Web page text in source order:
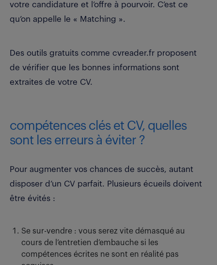
votre candidature et l’offre à pourvoir. C’est ce
qu’on appelle le « Matching ».
Des outils gratuits comme cvreader.fr proposent
de vérifier que les bonnes informations sont
extraites de votre CV.
compétences clés et CV, quelles
sont les erreurs à éviter ?
Pour augmenter vos chances de succès, autant
disposer d’un CV parfait. Plusieurs écueils doivent
être évités :
Se sur-vendre : vous serez vite démasqué au
cours de l’entretien d’embauche si les
compétences écrites ne sont en réalité pas